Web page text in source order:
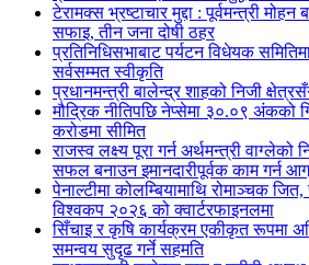
टेरामक्स भ्रष्टाचार मुद्दा : पूर्वमन्त्री
सफाइ, तीन जना दोषी ठहर
प्रतिनिधिसभाबाट पर्यटन विधेयक
सर्वसम्मत स्वीकृति
प्रधानमन्त्री बालेन्द्र शाहको निजी
मौद्रिक नीतिपछि नेप्सेमा ३०.०९ अंकको
करोडमा सीमित
राजस्व लक्ष्य पूरा गर्न अर्थमन्त्री वाग्लेको
सफल बनाउन इमानदारीपूर्वक काम गर्न
पेनाल्टीमा कोलम्बियामाथि रोमाञ्चक
विश्वकप २०२६ को क्वार्टरफाइनलमा
सिँचाइ र कृषि कार्यक्रम एकीकृत रूपमा
समन्वय सुदृढ गर्ने सहमति